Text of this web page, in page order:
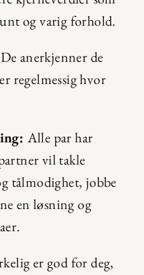
og varig forhold.
De anerkjenner de
regelmessig hvor
Alle par har
vil takle
tålmodighet, jobbe
en løsning og
er god for deg,